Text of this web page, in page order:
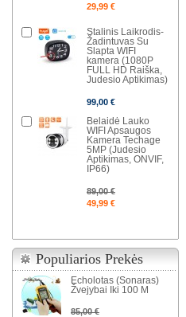
29,99 €
Stalinis Laikrodis-
Žadintuvas Su
Slapta WIFI
kamera (1080P
FULL HD Raiška,
Judesio Aptikimas)
99,00 €
Belaidė Lauko
WIFI Apsaugos
Kamera Techage
5MP (Judesio
Aptikimas, ONVIF,
IP66)
89,00 €
49,99 €
Populiarios Prekės
Echolotas (Sonaras)
Žvejybai Iki 100 M
85,00 €